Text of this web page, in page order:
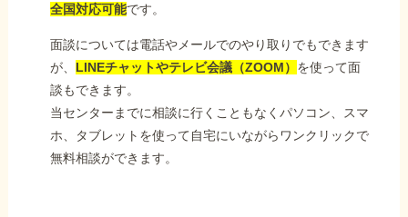
全国対応可能です。
面談については電話やメールでのやり取りでもできます
が、 LINEチャットやテレビ会議（ZOOM） を使って面
談もできます。
当センターまでに相談に行くこともなくパソコン、スマ
ホ、タブレットを使って自宅にいながらワンクリックで
無料相談ができます。